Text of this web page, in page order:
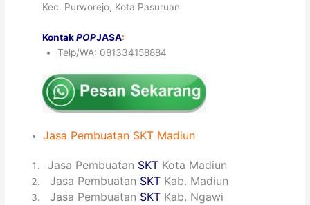
Kec. Purworejo, Kota Pasuruan
KontakPOPJASA:
Telp/WA: 081334158884
Jasa Pembuatan SKT Madiun
1Jasa Pembuatan SKT Kota Madiun
2Jasa Pembuatan SKT Kab. Madiun
3Jasa Pembuatan SKT Kab. Ngawi